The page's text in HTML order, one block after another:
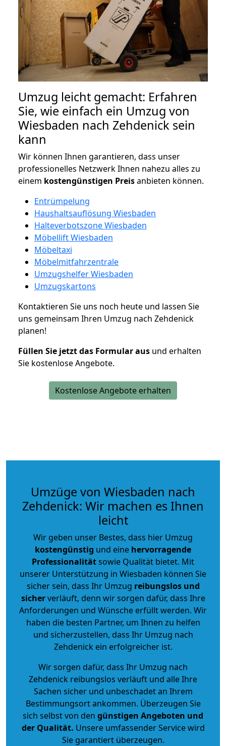
Umzug leicht gemacht: Erfahren
Sie, wie einfach ein Umzug von
Wiesbaden nach Zehdenick sein
kann
Wir können Ihnen garantieren, dass unser
professionelles Netzwerk Ihnen nahezu alles zu
einem kostengünstigen Preisanbieten können.
Entrümpelung
Haushaltsauflösung Wiesbaden
Halteverbotszone Wiesbaden
Möbellift Wiesbaden
Möbeltaxi
Möbelmitfahrzentrale
Umzugshelfer Wiesbaden
Umzugskartons
Kontaktieren Sie uns noch heute und lassen Sie
uns gemeinsam Ihren Umzug nach Zehdenick
planen!
Füllen Sie jetzt das Formular aus und erhalten
Sie kostenlose Angebote.
Kostenlose Angebote erhalten
Umzüge von Wiesbaden nach
Zehdenick: Wir machen es Ihnen
leicht
Wir geben unser Bestes, dass hier Umzug
kostengünstig und eine hervorragende
Professionalitätsowie Qualität bietet. Mit
unserer Unterstützung in Wiesbaden können Sie
sicher sein, dass Ihr Umzug reibungslos und
sicherverläuft, denn wir sorgen dafür, dass Ihre
Anforderungen und Wünsche erfüllt werden. Wir
haben die besten Partner, um Ihnen zu helfen
und sicherzustellen, dass Ihr Umzug nach
Zehdenick ein erfolgreicher ist.
Wir sorgen dafür, dass Ihr Umzug nach
Zehdenick reibungslos verläuft und alle Ihre
Sachen sicher und unbeschadet an Ihrem
Bestimmungsort ankommen. Überzeugen Sie
sich selbst von den günstigen Angeboten und
der Qualität. Unsere umfassender Service wird
Sie garantiert überzeugen.